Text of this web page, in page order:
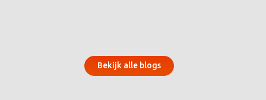
Bekijk alle blogs